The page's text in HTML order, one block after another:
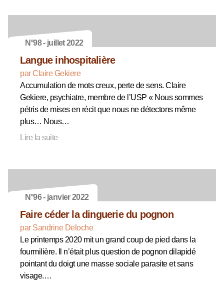
N°98 - juillet 2022
Langue inhospitalière
par Claire Gekiere
Accumulation de mots creux, perte de sens. Claire
Gekiere, psychiatre, membre de l’USP « Nous sommes
pétris de mises en récit que nous ne détectons même
plus… Nous…
Lire la suite
N°96 - janvier 2022
Faire céder la dinguerie du pognon
par Sandrine Deloche
Le printemps 2020 mit un grand coup de pied dans la
fourmilière. Il n’était plus question de pognon dilapidé
pointant du doigt une masse sociale parasite et sans
visage.…